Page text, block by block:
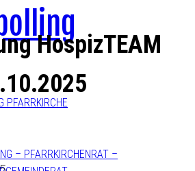
PFARRKIRCHE
– PFARRKIRCHENRAT –
HospizTEAM